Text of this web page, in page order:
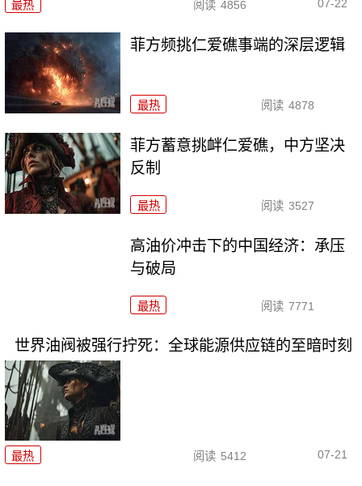
最热 阅读 4856 07-22
菲方频挑仁爱礁事端的深层逻辑
最热 阅读 4878
菲方蓄意挑衅仁爱礁，中方坚决
反制
最热 阅读 3527
高油价冲击下的中国经济：承压
与破局
最热 阅读 7771
世界油阀被强行拧死：全球能源供应链的至暗时刻
最热 阅读 5412 07-21